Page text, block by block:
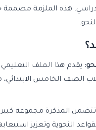
هذه الملزمة مصممة
يقدم هذا الملف
الصف الخامس
تتضمن المذكرة مجموعة
النحوية وتعزيز